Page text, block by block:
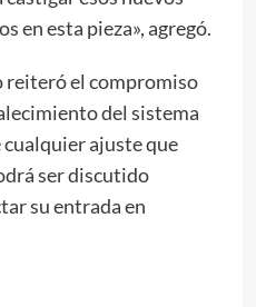
en esta pieza», agregó.
reiteró el compromiso
del sistema
ajuste que
ser discutido
su entrada en